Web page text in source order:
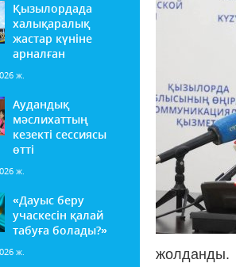
Қызылордада
халықаралық
жастар күніне
арналған
ж.
Аудандық
мәслихаттың
кезекті сессиясы
өтті
ж.
«Дауыс беру
учаскесін қалай
табуға болады?»
ж.
жолданды.